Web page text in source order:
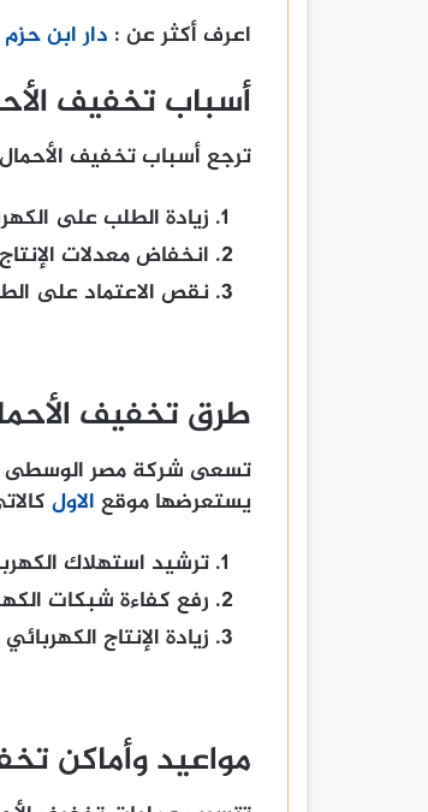
اعرف أكثر عن : دار ابن
أسباب تخفيف
ترجع أسباب تخفيف
زيادة الطلب على
انخفاض معدلات
نقص الاعتماد على
طرق تخفيف
تسعى شركة مصر الوسطى
يستعرضها موقع الاول
ترشيد استهلاك
رفع كفاءة شبكات
زيادة الإنتاج الكهربائي
مواعيد وأماكن